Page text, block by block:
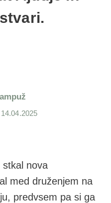
stkal nova
med druženjem na
predvsem pa si ga